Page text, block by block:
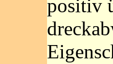
positiv